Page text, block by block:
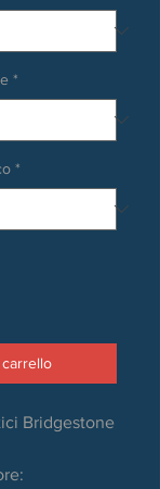
*
*
Bridgestone